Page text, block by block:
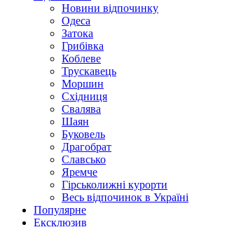
Новини відпочинку
Одеса
Затока
Грибівка
Коблеве
Трускавець
Моршин
Східниця
Свалява
Шаян
Буковель
Драгобрат
Славсько
Яремче
Гірськолижні курорти
Весь відпочинок в Україні
Популярне
Ексклюзив